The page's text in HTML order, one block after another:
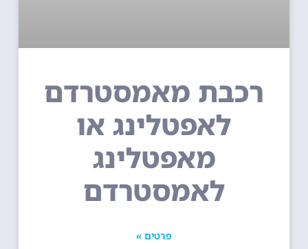
רכבת מאמסטרדם
לאפטלינג או
מאפטלינג
לאמסטרדם
פרטים »